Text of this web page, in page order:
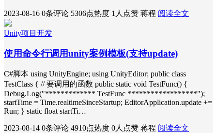
2023-08-16 0条评论 5306点热度 1人点赞 蒋程 阅读全文
Unity项目开发
使用命令行调用unity案例模板(支持update)
C#脚本 using UnityEngine; using UnityEditor; public class
TestClass { // 要调用的函数 public static void TestFunc() {
Debug.Log("************* TestFunc ******************");
startTime = Time.realtimeSinceStartup; EditorApplication.update +=
Run; } static float startTi…
2023-08-14 0条评论 4910点热度 0人点赞 蒋程 阅读全文